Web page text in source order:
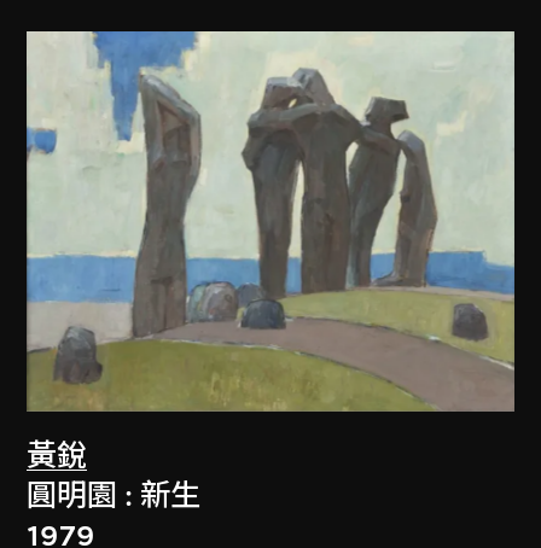
黃銳
圓明園 : 新生
1979